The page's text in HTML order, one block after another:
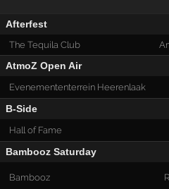
Afterfest
The Tequila Club
AtmoZ Open Air
Evenemententerrein Heerenlaak
B-Side
Hall of Fame
Bambooz Saturday
Bambooz